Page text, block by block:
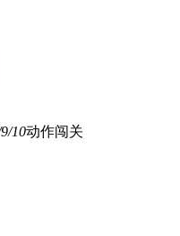
10动作闯关